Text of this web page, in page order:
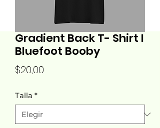
Gradient Back T- Shirt I
Bluefoot Booby
$20,00
Talla *